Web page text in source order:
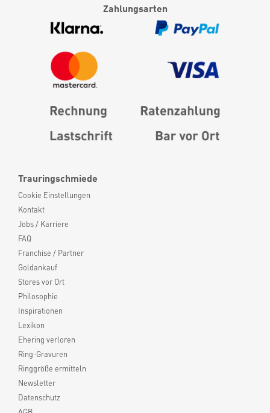
Trauringschmiede
Cookie Einstellungen
Kontakt
Jobs / Karriere
FAQ
Franchise / Partner
Goldankauf
Stores vor Ort
Philosophie
Inspirationen
Lexikon
Ehering verloren
Ring-Gravuren
Ringgröße ermitteln
Newsletter
Datenschutz
Zahlungsarten